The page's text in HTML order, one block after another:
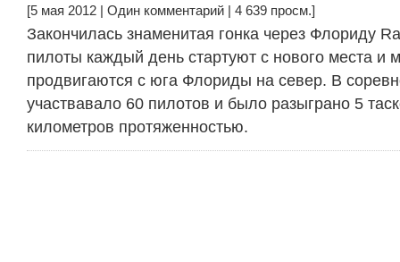
[5 мая 2012 | Один комментарий | 4 639 просм.]
Закончилась знаменитая гонка через Флориду
пилоты каждый день стартуют с нового места и
продвигаются с юга Флориды на север. В
участвавало 60 пилотов и было разыграно 5
километров протяженностью.